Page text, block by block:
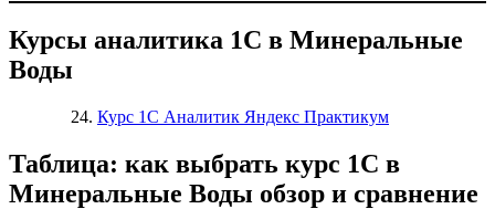
Курсы аналитика 1С в Минеральные
Воды
Курс 1С Аналитик Яндекс Практикум
Таблица: как выбрать курс 1С в
Минеральные Воды обзор и сравнение